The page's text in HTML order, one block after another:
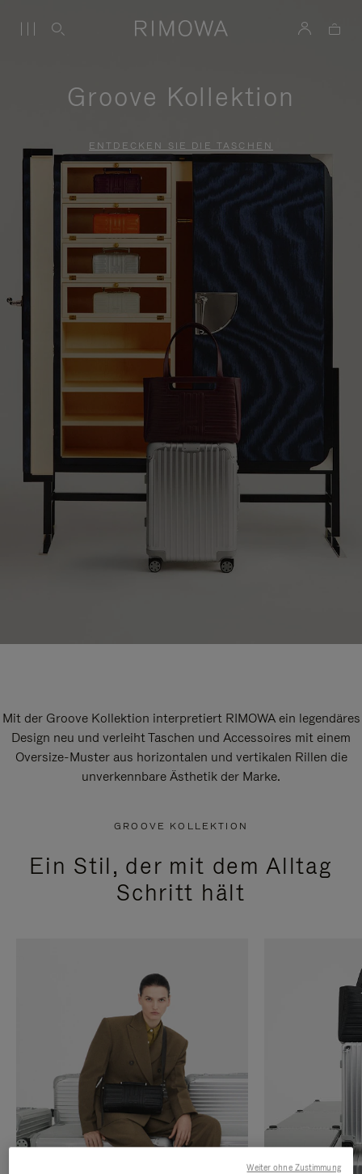
Groove Kollektion
ENTDECKEN SIE DIE TASCHEN
Mit der Groove Kollektion interpretiert RIMOWA ein legendäres
Design neu und verleiht Taschen und Accessoires mit einem
Oversize-Muster aus horizontalen und vertikalen Rillen die
unverkennbare Ästhetik der Marke.
GROOVE KOLLEKTION
Ein Stil, der mit dem Alltag
Schritt hält
Weiter ohne Zustimmung